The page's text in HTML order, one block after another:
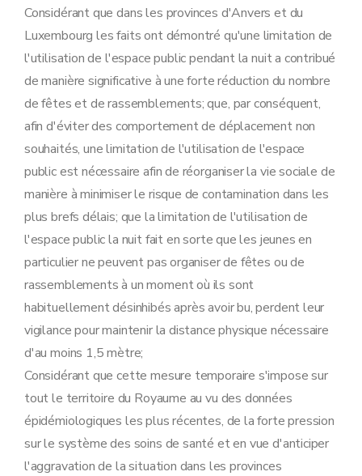
Considérant que dans les provinces d'Anvers et du
Luxembourg les faits ont démontré qu'une limitation de
l'utilisation de l'espace public pendant la nuit a contribué
de manière significative à une forte réduction du nombre
de fêtes et de rassemblements; que, par conséquent,
afin d'éviter des comportement de déplacement non
souhaités, une limitation de l'utilisation de l'espace
public est nécessaire afin de réorganiser la vie sociale de
manière à minimiser le risque de contamination dans les
plus brefs délais; que la limitation de l'utilisation de
l'espace public la nuit fait en sorte que les jeunes en
particulier ne peuvent pas organiser de fêtes ou de
rassemblements à un moment où ils sont
habituellement désinhibés après avoir bu, perdent leur
vigilance pour maintenir la distance physique nécessaire
d'au moins 1,5 mètre;
Considérant que cette mesure temporaire s'impose sur
tout le territoire du Royaume au vu des données
épidémiologiques les plus récentes, de la forte pression
sur le système des soins de santé et en vue d'anticiper
l'aggravation de la situation dans les provinces